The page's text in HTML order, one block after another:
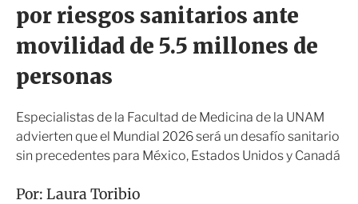
r
por riesgos sanitarios ante
movilidad de 5.5 millones de
personas
Especialistas de la Facultad de Medicina de la UNAM
advierten que el Mundial 2026 será un desafío sanitario
sin precedentes para México, Estados Unidos y Canadá
Por: Laura Toribio